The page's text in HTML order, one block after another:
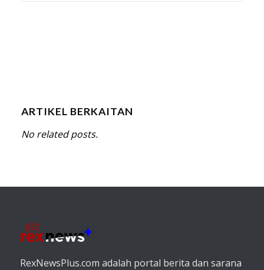
ARTIKEL BERKAITAN
No related posts.
RexNewsPlus.com adalah portal berita dan sarana